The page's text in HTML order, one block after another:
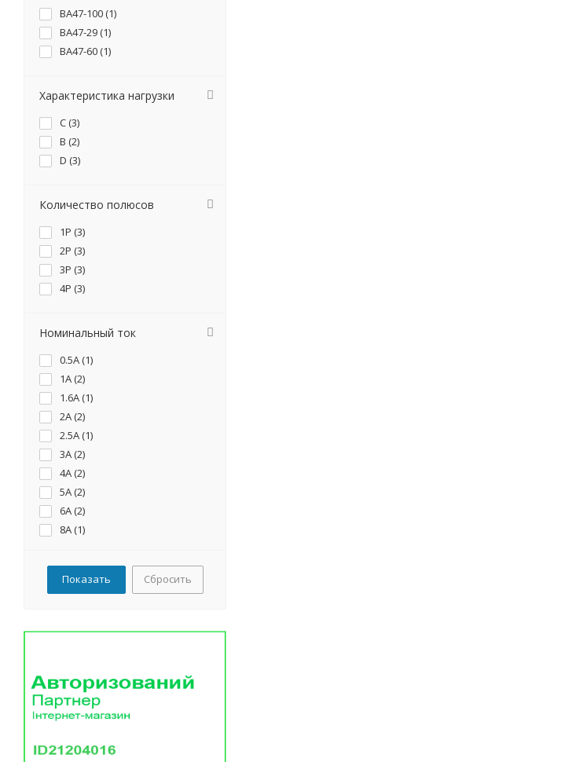
ВА47-100 (1)
ВА47-29 (1)
ВА47-60 (1)
Характеристика нагрузки
C (3)
B (2)
D (3)
Количество полюсов
1P (3)
2P (3)
3P (3)
4P (3)
Номинальный ток
0.5А (1)
1А (2)
1.6А (1)
2А (2)
2.5А (1)
3А (2)
4А (2)
5А (2)
6А (2)
8А (1)
13А (1)
16А (3)
40А (3)
50А (3)
63А (3)
100А (1)
Сбросить